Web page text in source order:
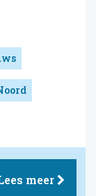
meer